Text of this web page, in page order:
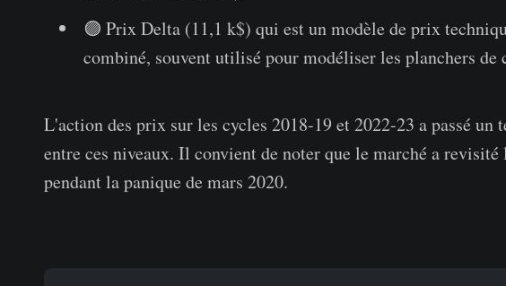
🟣 Prix Delta (11,1 k$) qui est un modèle de prix
combiné, souvent utilisé pour modéliser les planchers de
L'action des prix sur les cycles 2018-19 et 2022-23 a passé un
entre ces niveaux. Il convient de noter que le marché a
pendant la panique de mars 2020.